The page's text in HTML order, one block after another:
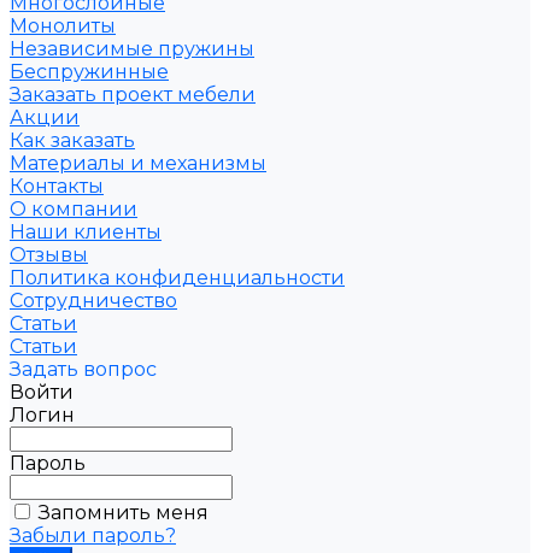
Монолиты
Независимые пружины
Беспружинные
Заказать проект мебели
Акции
Как заказать
Материалы и механизмы
Контакты
О компании
Наши клиенты
Отзывы
Политика конфиденциальности
Сотрудничество
Статьи
Статьи
Задать вопрос
Войти
Логин
Пароль
Запомнить меня
Забыли пароль?